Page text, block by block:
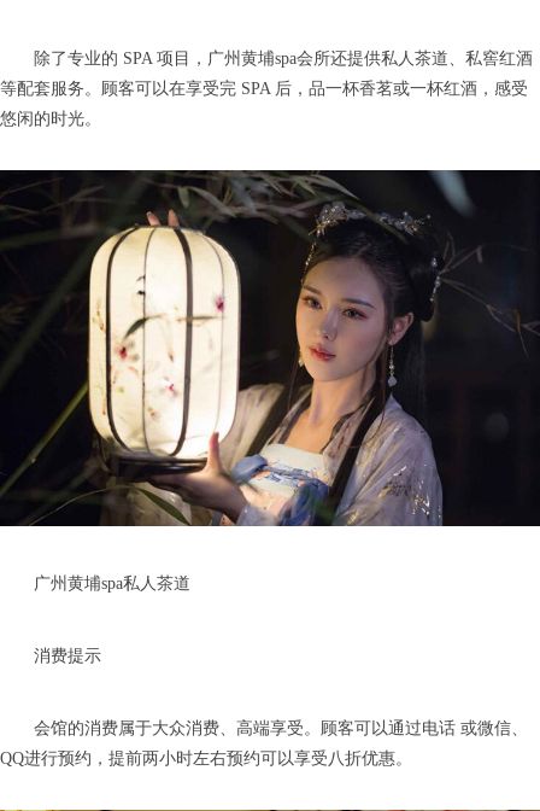
除了专业的 SPA 项目，广州黄埔spa会所还提供私人茶道、私窖红酒
等配套服务。顾客可以在享受完 SPA 后，品一杯香茗或一杯红酒，感受
悠闲的时光。
广州黄埔spa私人茶道
消费提示
会馆的消费属于大众消费、高端享受。顾客可以通过电话 或微信、
QQ进行预约，提前两小时左右预约可以享受八折优惠。